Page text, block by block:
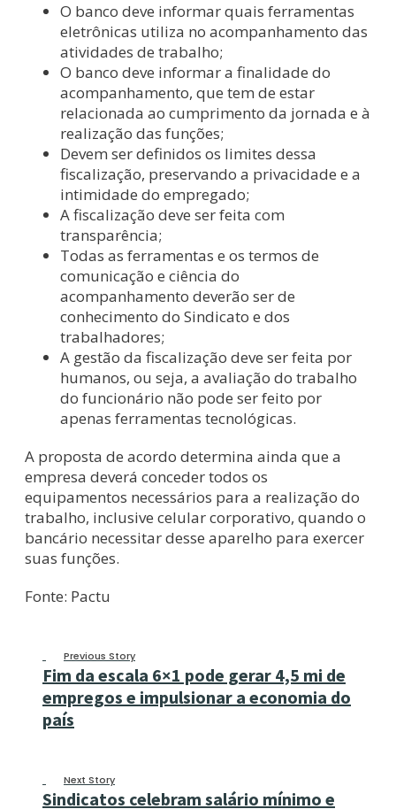
O banco deve informar quais ferramentas
eletrônicas utiliza no acompanhamento das
atividades de trabalho;
O banco deve informar a finalidade do
acompanhamento, que tem de estar
relacionada ao cumprimento da jornada e à
realização das funções;
Devem ser definidos os limites dessa
fiscalização, preservando a privacidade e a
intimidade do empregado;
A fiscalização deve ser feita com
transparência;
Todas as ferramentas e os termos de
comunicação e ciência do
acompanhamento deverão ser de
conhecimento do Sindicato e dos
trabalhadores;
A gestão da fiscalização deve ser feita por
humanos, ou seja, a avaliação do trabalho
do funcionário não pode ser feito por
apenas ferramentas tecnológicas.
A proposta de acordo determina ainda que a
empresa deverá conceder todos os
equipamentos necessários para a realização do
trabalho, inclusive celular corporativo, quando o
bancário necessitar desse aparelho para exercer
suas funções.
Fonte: Pactu
Previous Story
Fim da escala 6×1 pode gerar 4,5 mi de
empregos e impulsionar a economia do
país
Next Story
Sindicatos celebram salário mínimo e